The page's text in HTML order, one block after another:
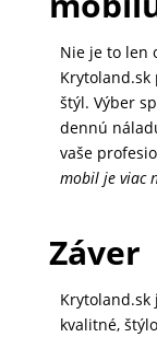
Nie je to len
štýl. Výber
dennú
vaše
mobil je viac
Záver
kvalitné,